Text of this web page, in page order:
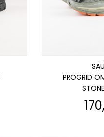
PROGRID
Prix